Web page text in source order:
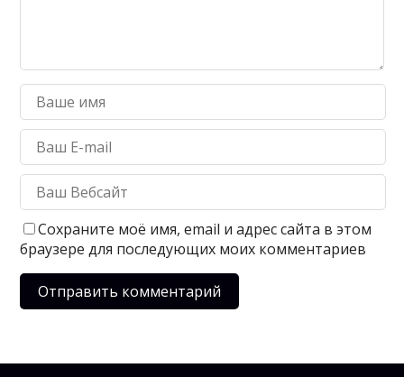
Сохраните моё имя, email и адрес сайта в этом
браузере для последующих моих комментариев